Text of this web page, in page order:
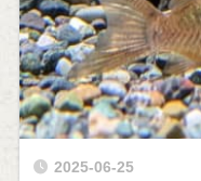
2025-06-25